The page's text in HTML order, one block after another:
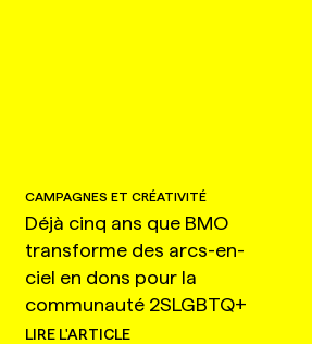
CAMPAGNES ET CRÉATIVITÉ
Déjà cinq ans que BMO
transforme des arcs-en-
ciel en dons pour la
communauté 2SLGBTQ+
LIRE L'ARTICLE